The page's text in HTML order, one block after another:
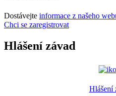
Dostávejte informace z našeho
Chci se zaregistrovat
Hlášení závad
Hlášení